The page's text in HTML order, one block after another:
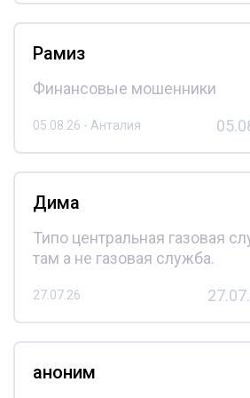
Рамиз
Финансовые мошенники
05.08.26 - Анталия
Дима
Типо центральная газовая
там а не газовая служба.
27.07.26
аноним